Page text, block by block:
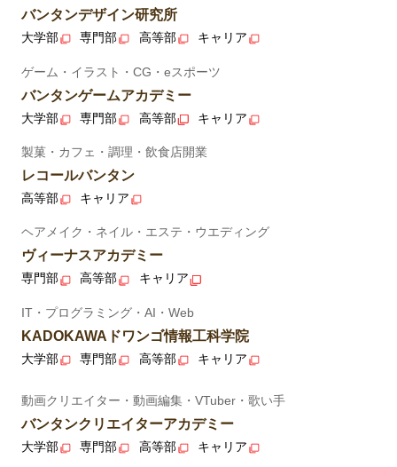
バンタンデザイン研究所
大学部 専門部 高等部 キャリア
ゲーム・イラスト・CG・eスポーツ
バンタンゲームアカデミー
大学部 専門部 高等部 キャリア
製菓・カフェ・調理・飲食店開業
レコールバンタン
高等部 キャリア
ヘアメイク・ネイル・エステ・ウエディング
ヴィーナスアカデミー
専門部 高等部 キャリア
IT・プログラミング・AI・Web
KADOKAWAドワンゴ情報工科学院
大学部 専門部 高等部 キャリア
動画クリエイター・動画編集・VTuber・歌い手
バンタンクリエイターアカデミー
大学部 専門部 高等部 キャリア